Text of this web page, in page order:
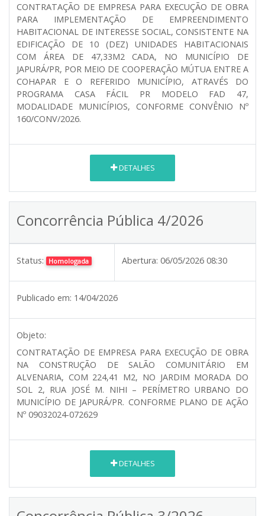
CONTRATAÇÃO DE EMPRESA PARA EXECUÇÃO DE OBRA
PARA IMPLEMENTAÇÃO DE EMPREENDIMENTO
HABITACIONAL DE INTERESSE SOCIAL, CONSISTENTE NA
EDIFICAÇÃO DE 10 (DEZ) UNIDADES HABITACIONAIS
COM ÁREA DE 47,33M2 CADA, NO MUNICÍPIO DE
JAPURÁ/PR, POR MEIO DE COOPERAÇÃO MÚTUA ENTRE A
COHAPAR E O REFERIDO MUNICÍPIO, ATRAVÉS DO
PROGRAMA CASA FÁCIL PR MODELO FAD 47,
MODALIDADE MUNICÍPIOS, CONFORME CONVÊNIO Nº
160/CONV/2026.
DETALHES
Concorrência Pública 4/2026
Status: Homologada Abertura: 06/05/2026 08:30
Publicado em: 14/04/2026
Objeto:
CONTRATAÇÃO DE EMPRESA PARA EXECUÇÃO DE OBRA
NA CONSTRUÇÃO DE SALÃO COMUNITÁRIO EM
ALVENARIA, COM 224,41 M2, NO JARDIM MORADA DO
SOL 2, RUA JOSÉ M. NIHI – PERÍMETRO URBANO DO
MUNICÍPIO DE JAPURÁ/PR. CONFORME PLANO DE AÇÃO
Nº 09032024-072629
DETALHES